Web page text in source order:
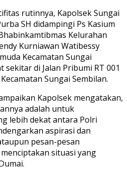
rutinnya, Kapolsek Sungai
SH didampingi Ps Kasium
Kelurahan
Kurniawan Watibessy
Kecamatan Sungai
sekitar di Jalan Pribumi RT 001
Sungai Sembilan.
Kapolsek mengatakan,
adalah untuk
lebih dekat antara Polri
aspirasi dan
pesan-pesan
situasi yang